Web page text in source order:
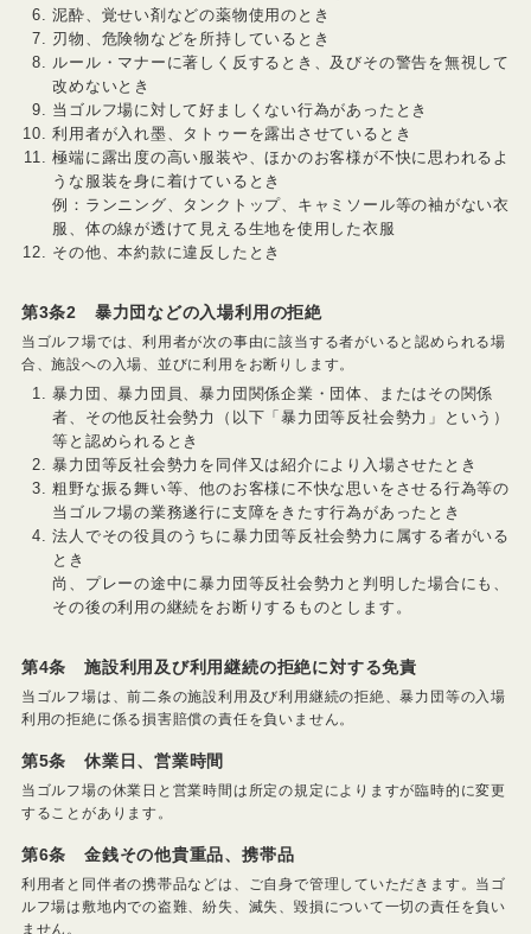
泥酔、覚せい剤などの薬物使用のとき
刃物、危険物などを所持しているとき
ルール・マナーに著しく反するとき、及びその警告を無視して
改めないとき
当ゴルフ場に対して好ましくない行為があったとき
利用者が入れ墨、タトゥーを露出させているとき
極端に露出度の高い服装や、ほかのお客様が不快に思われるよ
うな服装を身に着けているとき
例：ランニング、タンクトップ、キャミソール等の袖がない衣
服、体の線が透けて見える生地を使用した衣服
その他、本約款に違反したとき
第3条2 暴力団などの入場利用の拒絶
当ゴルフ場では、利用者が次の事由に該当する者がいると認められる場
合、施設への入場、並びに利用をお断りします。
暴力団、暴力団員、暴力団関係企業・団体、またはその関係
者、その他反社会勢力（以下「暴力団等反社会勢力」という）
等と認められるとき
暴力団等反社会勢力を同伴又は紹介により入場させたとき
粗野な振る舞い等、他のお客様に不快な思いをさせる行為等の
当ゴルフ場の業務遂行に支障をきたす行為があったとき
法人でその役員のうちに暴力団等反社会勢力に属する者がいる
とき
尚、プレーの途中に暴力団等反社会勢力と判明した場合にも、
その後の利用の継続をお断りするものとします。
第4条 施設利用及び利用継続の拒絶に対する免責
当ゴルフ場は、前二条の施設利用及び利用継続の拒絶、暴力団等の入場
利用の拒絶に係る損害賠償の責任を負いません。
第5条 休業日、営業時間
当ゴルフ場の休業日と営業時間は所定の規定によりますが臨時的に変更
することがあります。
第6条 金銭その他貴重品、携帯品
利用者と同伴者の携帯品などは、ご自身で管理していただきます。当ゴ
ルフ場は敷地内での盗難、紛失、滅失、毀損について一切の責任を負い
ません。